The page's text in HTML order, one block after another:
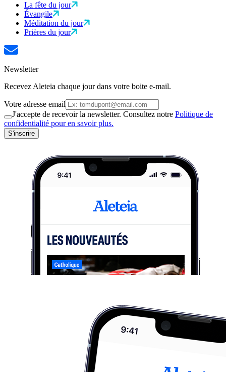
La fête du jour
Évangile
Méditation du jour
Prières du jour
Newsletter
Recevez Aleteia chaque jour dans votre boite e-mail.
Votre adresse email
J'accepte de recevoir la newsletter. Consultez notre Politique de
confidentialité pour en savoir plus.
S'inscrire